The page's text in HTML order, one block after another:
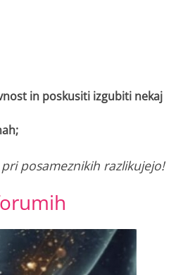
in poskusiti izgubiti nekaj
posameznikih razlikujejo!